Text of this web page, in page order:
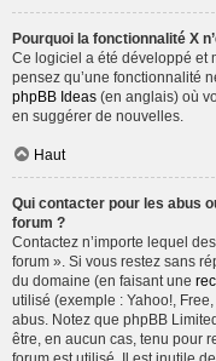
Pourquoi la fonctionnalité X
Ce logiciel a été développé et
pensez qu’une fonctionnalité
phpBB Ideas (en anglais) où
en suggérer de nouvelles.
Haut
Qui contacter pour les abus
forum ?
Contactez n’importe lequel
forum ». Si vous restez sans
du domaine (en faisant une
utilisé (exemple : Yahoo!,
abus. Notez que phpBB
être, en aucun cas, tenu pour